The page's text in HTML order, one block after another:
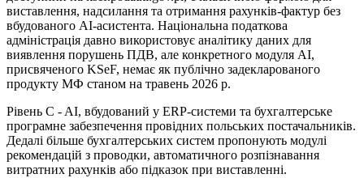
виставлення, надсилання та отримання рахунків-фактур без
вбудованого AI-асистента. Національна податкова
адміністрація давно використовує аналітику даних для
виявлення порушень ПДВ, але конкретного модуля AI,
присвяченого KSeF, немає як публічно задекларованого
продукту МФ станом на травень 2026 р.
Рівень C - AI, вбудований у ERP-системи та бухгалтерське
програмне забезпечення провідних польських постачальників.
Дедалі більше бухгалтерських систем пропонують модулі
рекомендацій з проводки, автоматичного розпізнавання
витратних рахунків або підказок при виставленні.